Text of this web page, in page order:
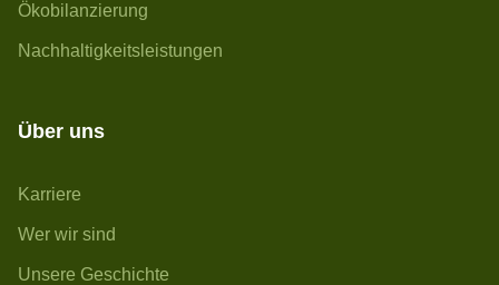
Ökobilanzierung
Nachhaltigkeitsleistungen
Über uns
Karriere
Wer wir sind
Unsere Geschichte